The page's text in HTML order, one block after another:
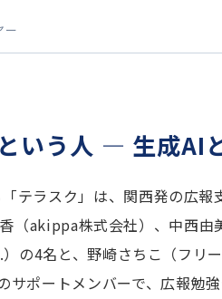
ー
ク」は、参加者が自分の業
いう人 ― 生成AI
テラスク」は、関西発の広
（akippa株式会社）、中西由
の4名と、野崎さちこ（フリ
サポートメンバーで、広報勉